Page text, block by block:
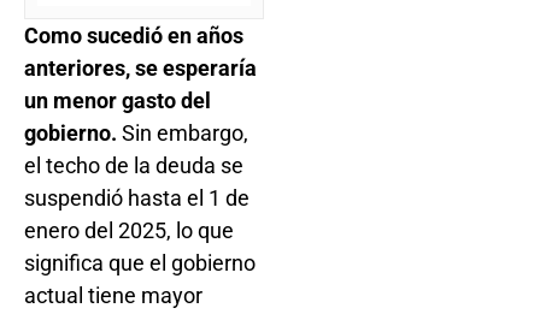
Como sucedió en años
anteriores, se esperaría
un menor gasto del
gobierno. Sin embargo,
el techo de la deuda se
suspendió hasta el 1 de
enero del 2025, lo que
significa que el gobierno
actual tiene mayor